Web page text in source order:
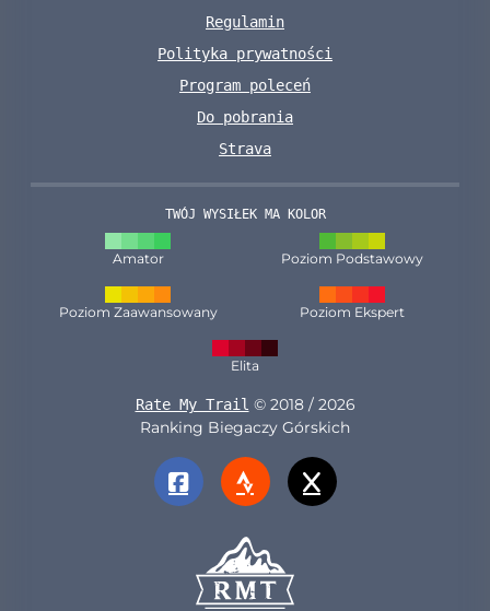
Regulamin
Polityka prywatności
Program poleceń
Do pobrania
Strava
TWÓJ WYSIŁEK MA KOLOR
Amator Poziom Podstawowy
Poziom Zaawansowany Poziom Ekspert
Elita
Rate My Trail © 2018 / 2026
Ranking Biegaczy Górskich